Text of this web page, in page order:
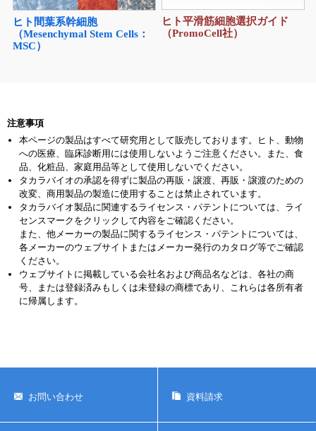
ヒト間葉系幹細胞
（Mesenchymal Stem Cells：
MSC）
ヒト平滑筋細胞選択ガイド
（PromoCell社）
注意事項
本ページの製品はすべて研究用として販売しております。ヒト、動物
への医療、臨床診断用には使用しないようご注意ください。また、食
品、化粧品、家庭用品等として使用しないでください。
タカラバイオの承認を得ずに製品の再販・譲渡、再販・譲渡のための
改変、商用製品の製造に使用することは禁止されています。
タカラバイオ製品に関連するライセンス・パテントについては、ライ
センスマークをクリックして内容をご確認ください。
また、他メーカーの製品に関するライセンス・パテントについては、
各メーカーのウェブサイトまたはメーカー発行のカタログ等でご確認
ください。
ウェブサイトに掲載している会社名および商品名などは、各社の商
号、または登録済みもしくは未登録の商標であり、これらは各所有者
に帰属します。
お問い合わせ 資料請求